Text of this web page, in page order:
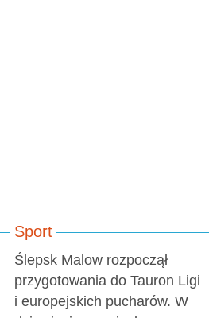
Sport
Ślepsk Malow rozpoczął
przygotowania do Tauron Ligi
i europejskich pucharów. W